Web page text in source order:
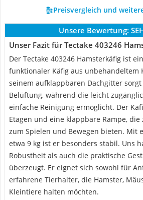
Preisvergleich und
Unsere Bewertung:
Unser Fazit für Tectake 403246
Der Tectake 403246 Hamsterkäfig ist
funktionaler Käfig aus unbehandeltem
seinem aufklappbaren Dachgitter
Belüftung, während die leicht
einfache Reinigung ermöglicht. Der
Etagen und eine klappbare Rampe, die
zum Spielen und Bewegen bieten. Mit
etwa 9 kg ist er besonders stabil. Uns
Robustheit als auch die praktische
überzeugt. Er eignet sich sowohl für
erfahrene Tierhalter, die Hamster,
Kleintiere halten möchten.